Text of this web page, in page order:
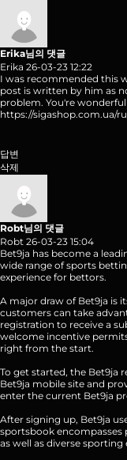
Erika님의 댓글
Erika 26-03-23 12:22
I was recommended this
post is written by him as
problem. You're
https://sigashop.com.ua/
답변
삭제
Robt님의 댓글
Robt 26-03-23 15:04
Bet9ja has become a
wide range of sports
experience for bettors.
A major draw of Bet9ja is
customers can take
registration to receive a
welcome incentive
right from the start.
To get started, the Bet9ja
Bet9ja mobile site and
enter the current Bet9ja
After signing up, Bet9ja
sportsbook encompasses
as well as diverse sporting